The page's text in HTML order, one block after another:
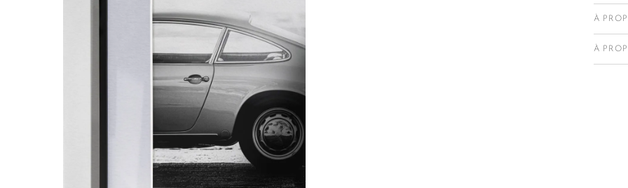
À
Née
À